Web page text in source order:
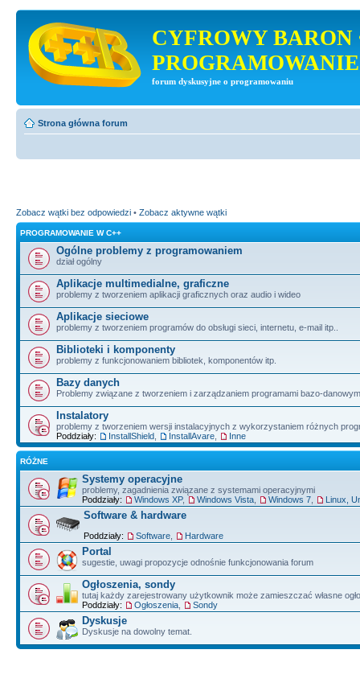
CYFROWY BARON
PROGRAMOWANIE
forum dyskusyjne o programowaniu
Strona główna forum
Zobacz wątki bez odpowiedzi • Zobacz aktywne wątki
PROGRAMOWANIE W C++
Ogólne problemy z programowaniem
dział ogólny
Aplikacje multimedialne, graficzne
problemy z tworzeniem aplikacji graficznych oraz audio i wideo
Aplikacje sieciowe
problemy z tworzeniem programów do obsługi sieci, internetu, e-mail itp..
Biblioteki i komponenty
problemy z funkcjonowaniem bibliotek, komponentów itp.
Bazy danych
Problemy związane z tworzeniem i zarządzaniem programami bazo-
Instalatory
problemy z tworzeniem wersji instalacyjnych z wykorzystaniem różnych
Poddziały:
InstallShield InstallAvare Inne
RÓŻNE
Systemy operacyjne
problemy, zagadnienia związane z systemami operacyjnymi
Poddziały:
Windows XP, Windows Vista Windows 7 Linux,
Software & hardware
Poddziały: Software Hardware
Portal
sugestie, uwagi propozycje odnośnie funkcjonowania forum
Ogłoszenia, sondy
tutaj każdy zarejestrowany użytkownik może zamieszczać własne
Poddziały:
Ogłoszenia Sondy
Dyskusje
Dyskusje na dowolny temat.